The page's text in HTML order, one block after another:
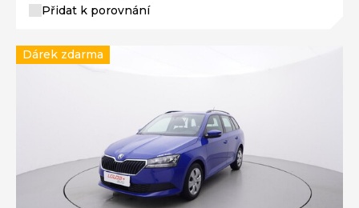
Přidat k porovnání
Dárek zdarma